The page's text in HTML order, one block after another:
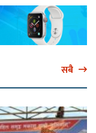
सबै